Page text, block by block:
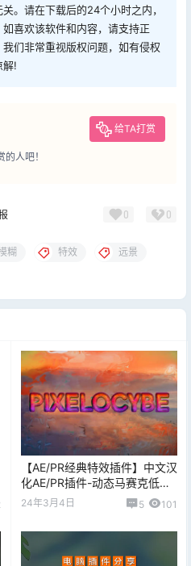
。请在下载后的24个小时之内，
喜欢该软件和内容，请支持正
们非常重视版权问题，如有侵权
解!
给TA打赏
人吧！
0 0
糊 特效 远景
【AE/PR经典特效插件】中文汉
化AE/PR插件-动态马赛克低质
量像素损坏视觉效果
Pixelocybe v1.3.0 Win
24年3月4日 5 101